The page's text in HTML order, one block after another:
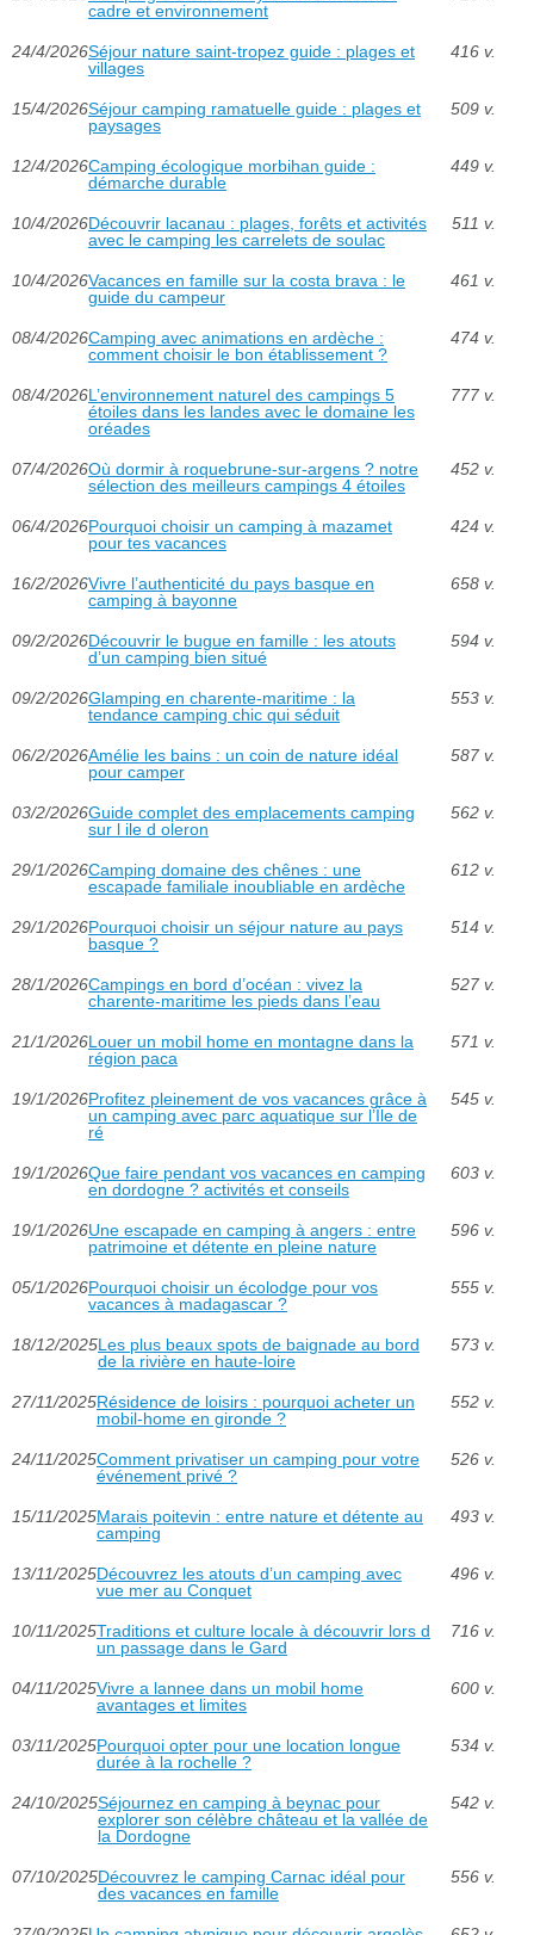
cadre et environnement
24/4/2026Séjour nature saint-tropez guide : plages et
villages
416 v.
15/4/2026Séjour camping ramatuelle guide : plages et
paysages
509 v.
12/4/2026Camping écologique morbihan guide :
démarche durable
449 v.
10/4/2026Découvrir lacanau : plages, forêts et activités
avec le camping les carrelets de soulac
511 v.
10/4/2026Vacances en famille sur la costa brava : le
guide du campeur
461 v.
08/4/2026Camping avec animations en ardèche :
comment choisir le bon établissement ?
474 v.
08/4/2026L’environnement naturel des campings 5
étoiles dans les landes avec le domaine les
oréades
777 v.
07/4/2026Où dormir à roquebrune-sur-argens ? notre
sélection des meilleurs campings 4 étoiles
452 v.
06/4/2026Pourquoi choisir un camping à mazamet
pour tes vacances
424 v.
16/2/2026Vivre l’authenticité du pays basque en
camping à bayonne
658 v.
09/2/2026Découvrir le bugue en famille : les atouts
d’un camping bien situé
594 v.
09/2/2026Glamping en charente-maritime : la
tendance camping chic qui séduit
553 v.
06/2/2026Amélie les bains : un coin de nature idéal
pour camper
587 v.
03/2/2026Guide complet des emplacements camping
sur l ile d oleron
562 v.
29/1/2026Camping domaine des chênes : une
escapade familiale inoubliable en ardèche
612 v.
29/1/2026Pourquoi choisir un séjour nature au pays
basque ?
514 v.
28/1/2026Campings en bord d’océan : vivez la
charente-maritime les pieds dans l’eau
527 v.
21/1/2026Louer un mobil home en montagne dans la
région paca
571 v.
19/1/2026Profitez pleinement de vos vacances grâce à
un camping avec parc aquatique sur l’Île de
ré
545 v.
19/1/2026Que faire pendant vos vacances en camping
en dordogne ? activités et conseils
603 v.
19/1/2026Une escapade en camping à angers : entre
patrimoine et détente en pleine nature
596 v.
05/1/2026Pourquoi choisir un écolodge pour vos
vacances à madagascar ?
555 v.
18/12/2025Les plus beaux spots de baignade au bord
de la rivière en haute-loire
573 v.
27/11/2025Résidence de loisirs : pourquoi acheter un
mobil-home en gironde ?
552 v.
24/11/2025Comment privatiser un camping pour votre
événement privé ?
526 v.
15/11/2025Marais poitevin : entre nature et détente au
camping
493 v.
13/11/2025Découvrez les atouts d’un camping avec
vue mer au Conquet
496 v.
10/11/2025Traditions et culture locale à découvrir lors d
un passage dans le Gard
716 v.
04/11/2025Vivre a lannee dans un mobil home
avantages et limites
600 v.
03/11/2025Pourquoi opter pour une location longue
durée à la rochelle ?
534 v.
24/10/2025Séjournez en camping à beynac pour
explorer son célèbre château et la vallée de
la Dordogne
542 v.
07/10/2025Découvrez le camping Carnac idéal pour
des vacances en famille
556 v.